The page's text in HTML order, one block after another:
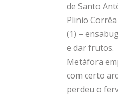
de Santo
Plinio
(1) –
e dar frutos.
Metáfora
com certo
perdeu o